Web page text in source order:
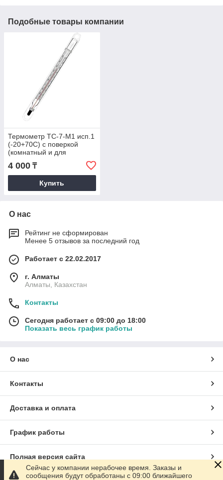
Подобные товары компании
Термометр ТС-7-М1 исп.1
(-20+70С) с поверкой
(комнатный и для
складских помещений)
4 000 ₸
Купить
О нас
Рейтинг не сформирован
Менее 5 отзывов за последний год
Работает с 22.02.2017
г. Алматы
Алматы, Казахстан
Контакты
Сегодня работает с 09:00 до 18:00
Показать весь график работы
О нас
Контакты
Доставка и оплата
График работы
Полная версия сайта
Сейчас у компании нерабочее время. Заказы и
сообщения будут обработаны с 09:00 ближайшего